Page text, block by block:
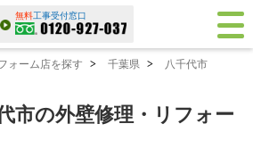
無料工事受付窓口
ォーム店を探す > 千葉県 > 八千代市
市の外壁修理・リフォー